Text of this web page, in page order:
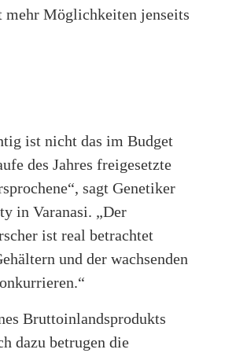
mehr Möglichkeiten jenseits
ist nicht das im Budget
des Jahres freigesetzte
sagt Genetiker
in Varanasi. „Der
ist real betrachtet
und der wachsenden
Bruttoinlandsprodukts
dazu betrugen die